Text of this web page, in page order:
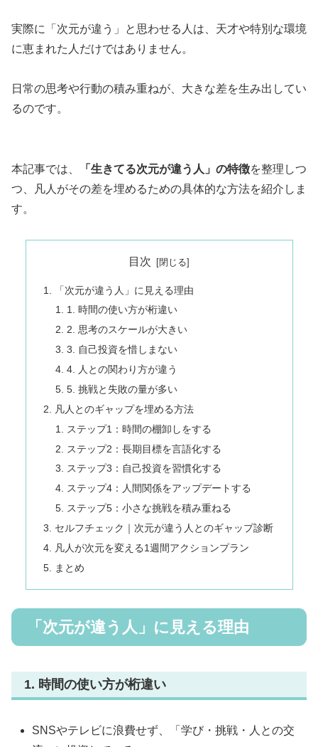
実際に「次元が違う」と思わせる人は、天才や特別な環境
に恵まれた人だけではありません。
日常の思考や行動の積み重ねが、大きな差を生み出してい
るのです。
本記事では、 「生きてる次元が違う人」の特徴を整理しつ
つ、凡人がその差を埋めるための具体的な方法を紹介しま
す。
目次
「次元が違う人」に見える理由
1. 時間の使い方が桁違い
2. 思考のスケールが大きい
3. 自己投資を惜しまない
4. 人との関わり方が違う
5. 挑戦と失敗の量が多い
凡人とのギャップを埋める方法
ステップ1：時間の棚卸しをする
ステップ2：長期目標を言語化する
ステップ3：自己投資を習慣化する
ステップ4：人間関係をアップデートする
ステップ5：小さな挑戦を積み重ねる
セルフチェック｜次元が違う人とのギャップ診断
凡人が次元を変える1週間アクションプラン
まとめ
「次元が違う人」に見える理由
1. 時間の使い方が桁違い
SNSやテレビに浪費せず、「学び・挑戦・人との交